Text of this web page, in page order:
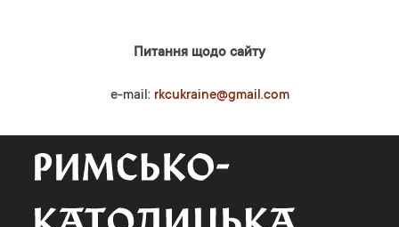
Питання щодо сайту
e-mail: rkcukraine@gmail.com